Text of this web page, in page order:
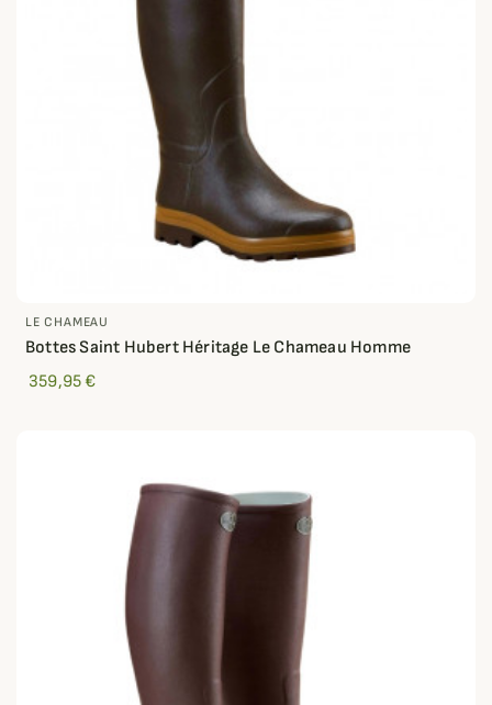
LE CHAMEAU
Bottes Saint Hubert Héritage Le Chameau Homme
359,95 €